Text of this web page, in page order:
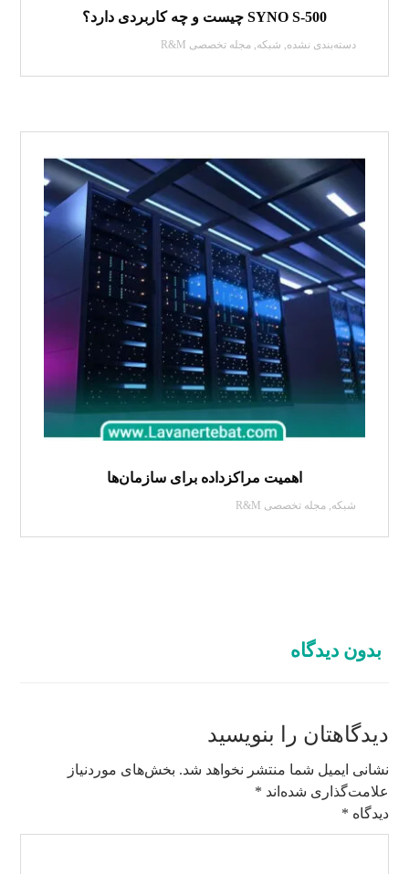
SYNO S-500 چیست و چه کاربردی دارد؟
دسته‌بندی نشده, شبکه,مجله تخصصی R&M
اهمیت مراکزداده برای سازمان‌ها
شبکه ,مجله تخصصی R&M
بدون دیدگاه
دیدگاهتان را بنویسید
نشانی ایمیل شما منتشر نخواهد شد. بخش‌های موردنیاز
علامت‌گذاری شده‌اند *
دیدگاه *